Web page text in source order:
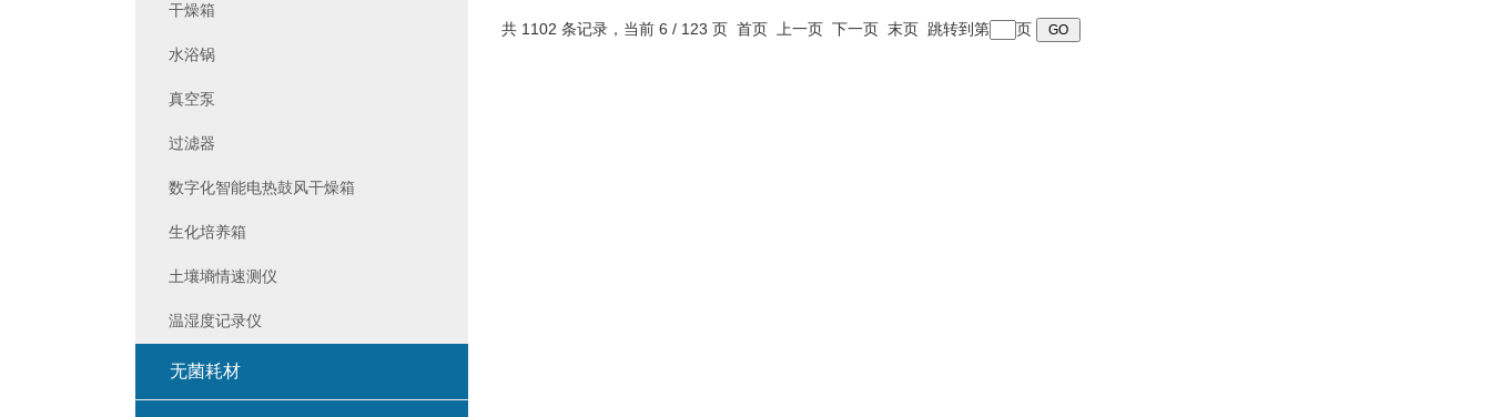
共 1102 条记录，当前 6 / 123 页 首页 上一页 下一页 末页 跳转到第 页
干燥箱
水浴锅
真空泵
过滤器
数字化智能电热鼓风干燥箱
生化培养箱
土壤墒情速测仪
温湿度记录仪
无菌耗材